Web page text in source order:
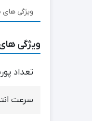
ویژگی
ویژگی
تعداد
سرعت